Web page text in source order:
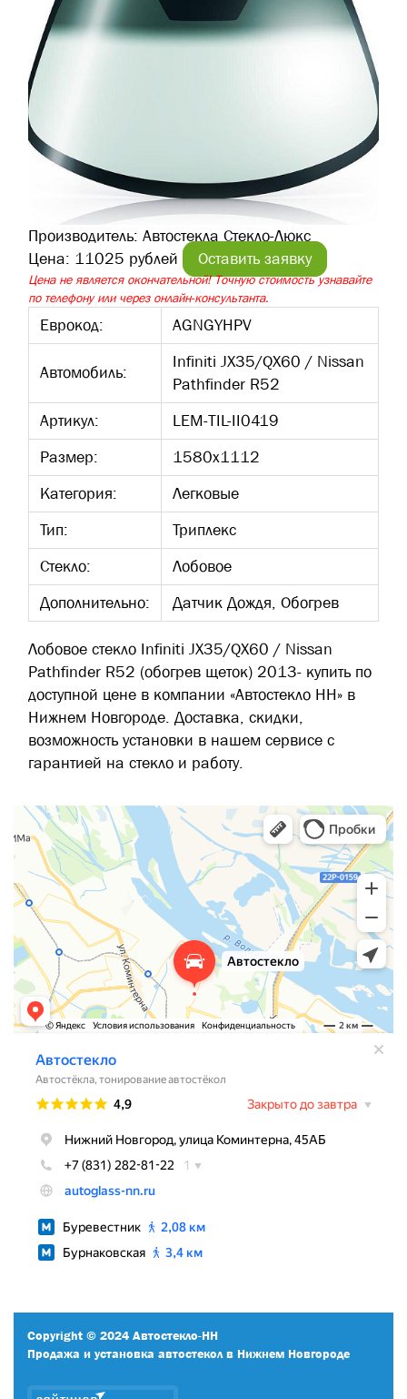
Производитель: Автостекла Стекло-Люкс
Цена: 11025 рублей Оставить заявку
Цена не является окончательной! Точную стоимость узнавайте
по телефону или через онлайн-консультанта.
Еврокод: AGNGYHPV
Автомобиль:
Infiniti JX35/QX60 / Nissan
Pathfinder R52
Артикул:
LEM-TIL-II0419
Размер:
1580х1112
Категория:
Легковые
Тип:
Триплекс
Стекло:
Лобовое
Дополнительно:
Датчик Дождя, Обогрев
Лобовое стекло Infiniti JX35/QX60 / Nissan
Pathfinder R52 (обогрев щеток) 2013- купить по
доступной цене в компании «Автостекло НН» в
Нижнем Новгороде. Доставка, скидки,
возможность установки в нашем сервисе с
гарантией на стекло и работу.
Copyright © 2024 Автостекло-НН
Продажа и установка автостекол в Нижнем Новгороде